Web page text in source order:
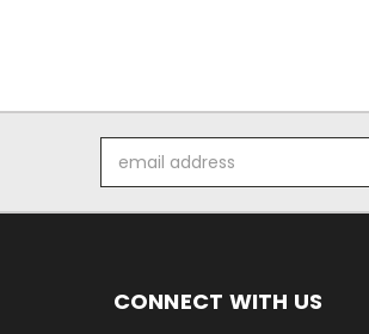
Address
CONNECT WITH US